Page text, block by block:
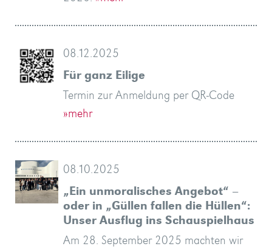
08.12.2025
Für ganz Eilige
Termin zur Anmeldung per QR-Code
»mehr
08.10.2025
„Ein unmoralisches Angebot“ –
oder in „Güllen fallen die Hüllen“:
Unser Ausflug ins Schauspielhaus
Am 28. September 2025 machten wir